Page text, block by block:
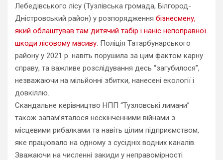
Лебедівського лісу (Тузлівська громада, Білгород-
Дністровський район) у розпорядження бізнесмену,
який облаштував там дитячий табір і наніс непоправної
шкоди лісовому масиву. Поліція Татарбунарського
району у 2021 р. навіть порушила за цим фактом карну
справу, та важливе розслідування десь “загубилося”,
незважаючи на мільйонні збитки, нанесені екології і
довкіллю.
Скандальне керівництво НПП “Тузловські лимани”
також запам’яталося нескінченними війнами з
місцевими рибалками та навіть цілим підприємством,
яке працювало на одному з сусідніх водних каналів.
Зважаючи на численні закиди у неправомірності